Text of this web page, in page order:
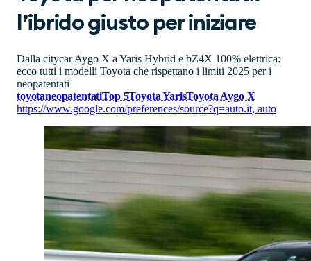
l’ibrido giusto per iniziare
Dalla citycar Aygo X a Yaris Hybrid e bZ4X 100% elettrica:
ecco tutti i modelli Toyota che rispettano i limiti 2025 per i
neopatentati
toyotaneopatentatiTop 5Toyota YarisToyota Aygo X
https://www.google.com/preferences/source?q=auto.it, auto